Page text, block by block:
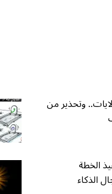
وتحذير من
الخطة
الذكاء